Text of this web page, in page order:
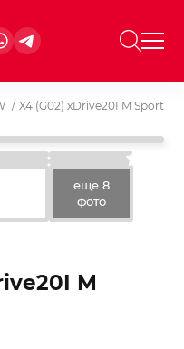
/ X4 (G02) xDrive20I M Sports
еще 8
фото
M